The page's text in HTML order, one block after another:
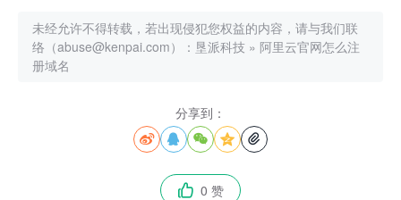
未经允许不得转载，若出现侵犯您权益的内容，请与我们联
络（abuse@kenpai.com）： 垦派科技 » 阿里云官网怎么注
册域名
分享到：
    
 0 赞